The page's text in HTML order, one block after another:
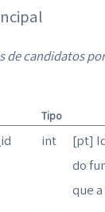
de candidatos
Tipo
int
[pt]
do
que